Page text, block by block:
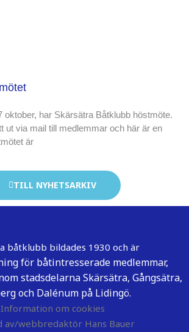
oktober, har Skärsätra Båtklubb höstmöte.
ut via mail till medlemmar och här är en
är
TILL NYHETSARKIV
båtklubb bildades 1930 och är
för båtintresserade medlemmar,
stadsdelarna Skärsätra, Gångsätra,
och Dalénum på Lidingö.
Information om cookies
av/webbredaktör Hans Bauer